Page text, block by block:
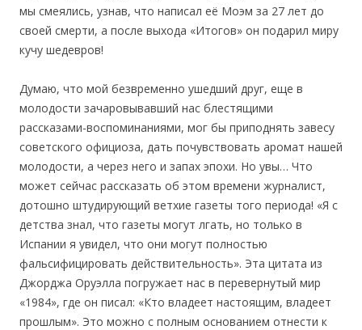
мы смеялись, узнав, что написал её Моэм за 27 лет до
своей смерти, а после выхода «Итогов» он подарил миру
кучу шедевров!
Думаю, что мой безвременно ушедший друг, еще в
молодости зачаровывавший нас блестящими
рассказами-воспоминаниями, мог бы приподнять завесу
советского официоза, дать почувствовать аромат нашей
молодости, а через него и запах эпохи. Но увы… Что
может сейчас рассказать об этом времени журналист,
дотошно штудирующий ветхие газеты того периода! «Я с
детства знал, что газеты могут лгать, но только в
Испании я увидел, что они могут полностью
фальсифицировать действительность». Эта цитата из
Джорджа Оруэлла погружает нас в перевернутый мир
«1984», где он писал: «Кто владеет настоящим, владеет
прошлым». Это можно с полным основанием отнести к